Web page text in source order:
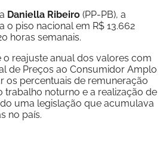
Daniella Ribeiro (PP-PB), a
o piso nacional em R$ 13.662
horas semanais.
reajuste anual dos valores com
de Preços ao Consumidor Amplo
os percentuais de remuneração
trabalho noturno e a realização de
uma legislação que acumulava
no país.